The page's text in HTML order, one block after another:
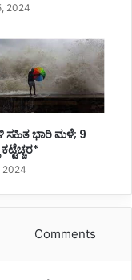
2024
ಸಹಿತ ಭಾರಿ ಮಳೆ; 9
2024
Comments